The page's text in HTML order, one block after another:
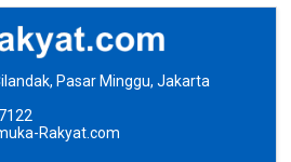
Pasar Minggu, Jakarta
Rakyat.com